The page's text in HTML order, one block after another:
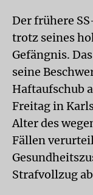
Der frühere
trotz seines
Gefängnis.
seine
Haftaufschub
Freitag in
Alter des
Fällen
Strafvollzug